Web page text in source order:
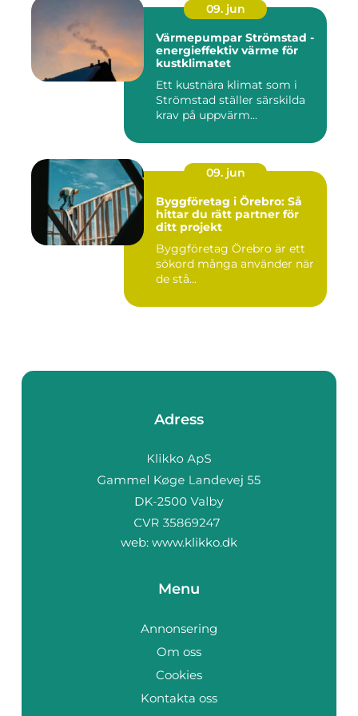
09. jun
Värmepumpar Strömstad -
energieffektiv värme för
kustklimatet
Ett kustnära klimat som i
Strömstad ställer särskilda
krav på uppvärm...
09. jun
Byggföretag i Örebro: Så
hittar du rätt partner för
ditt projekt
Byggföretag Örebro är ett
sökord många använder när
de stå...
Adress
web: www.klikko.dk
Menu
Annonsering
Om oss
Cookies
Kontakta oss